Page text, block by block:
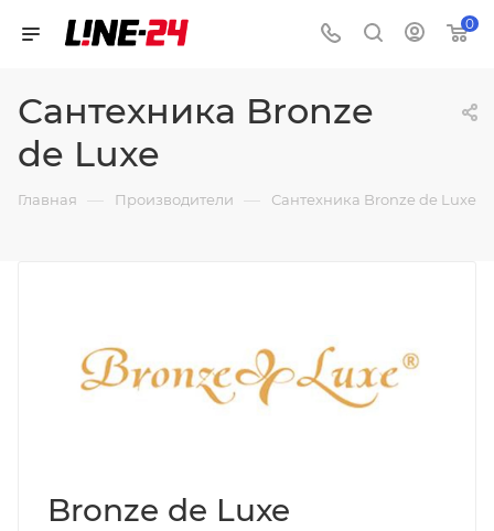
0
Сантехника Bronze
de Luxe
Главная — Производители — Сантехника Bronze de Luxe
Bronze de Luxe